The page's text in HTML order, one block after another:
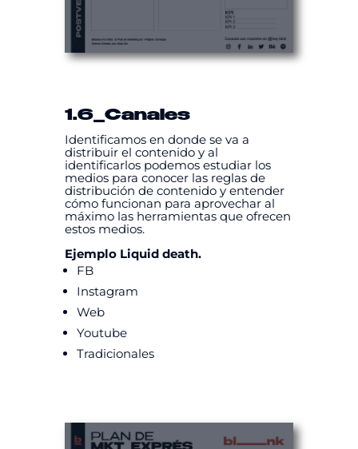
1.6_Canales
Identificamos en donde se va a
distribuir el contenido y al
identificarlos podemos estudiar los
medios para conocer las reglas de
distribución de contenido y entender
cómo funcionan para aprovechar al
máximo las herramientas que ofrecen
estos medios.
Ejemplo Liquid death.
FB
Instagram
Web
Youtube
Tradicionales